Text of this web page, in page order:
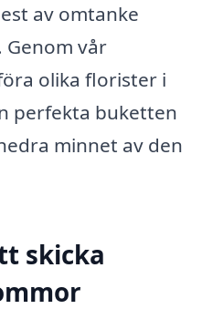
av omtanke
vår
olika florister i
perfekta buketten
minnet av den
skicka